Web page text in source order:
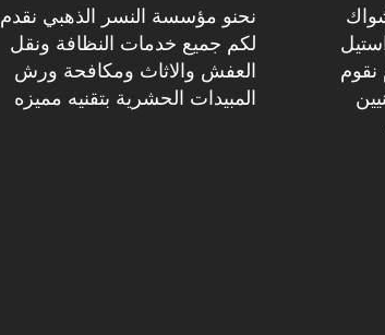
نحنو مؤسسة النسر الذهبي نقدم
لكم جميع خدمات النظافة ونقل
العفش والاثاث ومكافحة ورش
المبيدات الحشرية بتقنيه مميزه
نقوم